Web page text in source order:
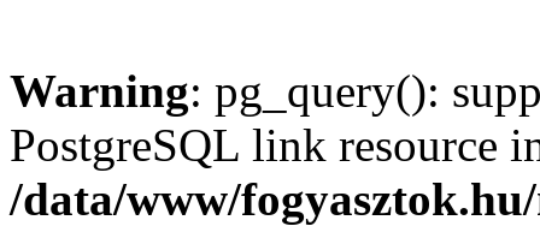
Warning: pg_query():
PostgreSQL link resource
/data/www/